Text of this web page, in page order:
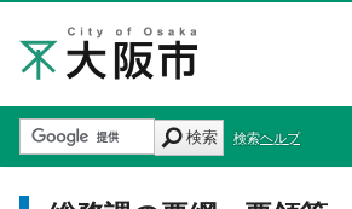
検索 検索ヘルプ